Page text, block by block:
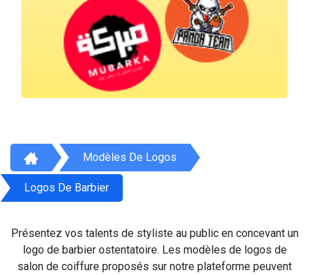
Modèles De Logos
Logos De Barbier
Présentez vos talents de styliste au public en concevant un
logo de barbier ostentatoire. Les modèles de logos de
salon de coiffure proposés sur notre plateforme peuvent